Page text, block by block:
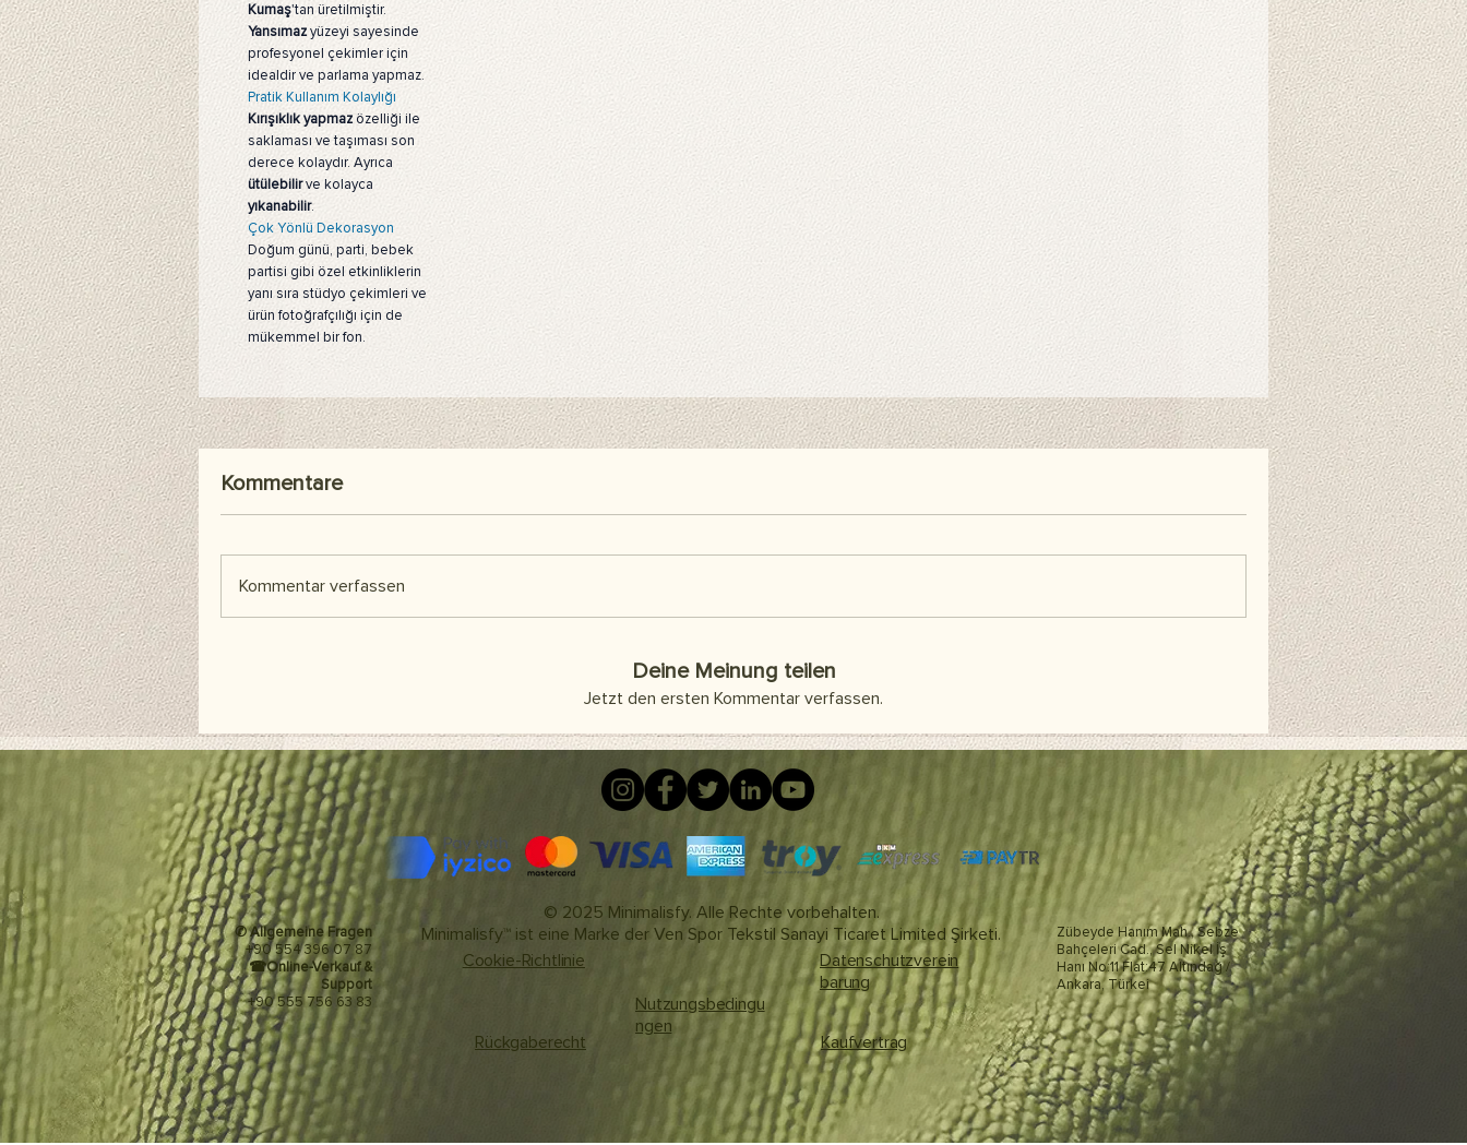
Kumaş'tan üretilmiştir.
Yansımazyüzeyi sayesinde
profesyonel çekimler için
idealdir ve parlama yapmaz.
Pratik Kullanım Kolaylığı
Kırışıklık yapmaz özelliği ile
saklaması ve taşıması son
derece kolaydır. Ayrıca
ütülebilirve kolayca
yıkanabilir.
Çok Yönlü Dekorasyon
Doğum günü, parti, bebek
partisi gibi özel etkinliklerin
yanı sıra stüdyo çekimleri ve
ürün fotoğrafçılığı için de
mükemmel bir fon.
Kommentare
Kommentar verfassen
Deine Meinung teilen
Jetzt den ersten Kommentar verfassen.
✆ Allgemeine Fragen
+90 554 396 07 87
☎Online-Verkauf &
Support
+90 555 756 63 83
© 2025 Minimalisfy. Alle Rechte vorbehalten.
Minimalisfy™ ist eine Marke der Ven Spor Tekstil Sanayi Ticaret Limited Şirketi.
Cookie-Richtlinie
Rückgaberecht
Nutzungsbedingu
ngen
Datenschutzverein
barung
Kaufvertrag
Zübeyde Hanım Mah., Sebze
Bahçeleri Cad., Sel Nikel İş
Hanı No:11 Flat:47 Altındağ /
Ankara, Türkei